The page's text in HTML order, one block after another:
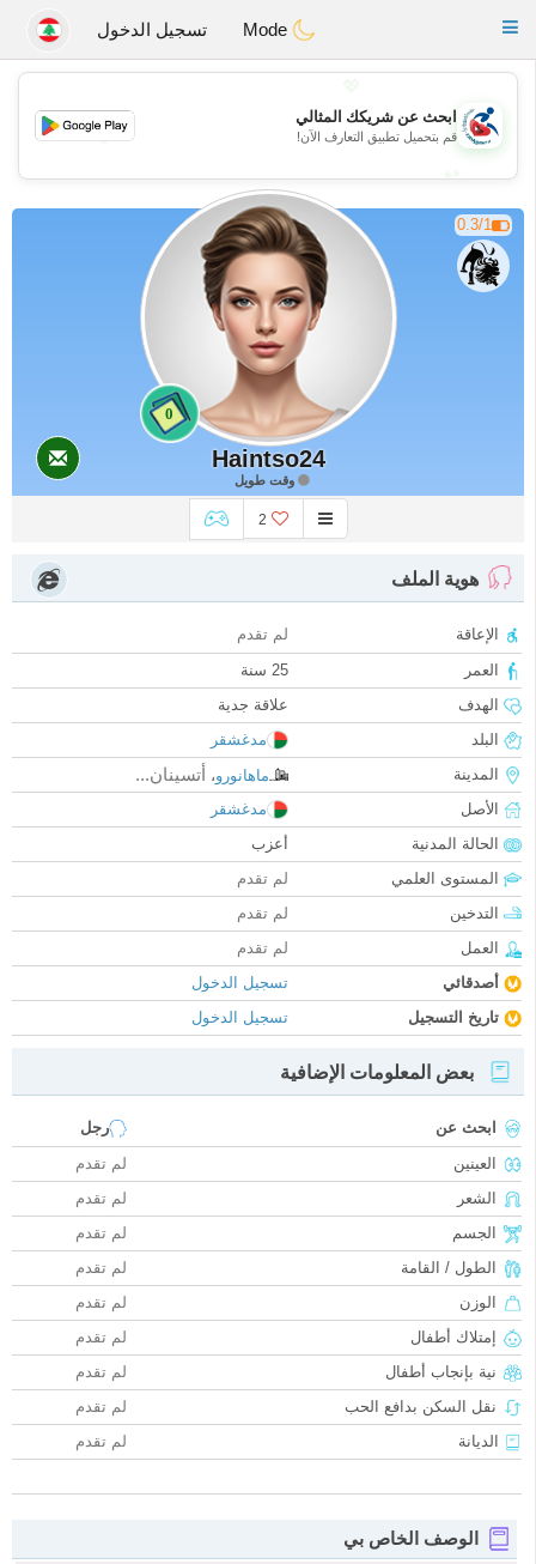
Handi Space
Toggle
تسجيل الدخول
💖
💕
ابحث عن شريكك المثالي
قم بتحميل تطبيق التعارف الآن!
0.3/1
0
Haintso24
وقت طويل
2
هوية الملف
الإعاقة
لم تقدم
العمر
25 سنة
الهدف
علاقة جدية
البلد
مدغشقر
المدينة
ماهانورو، أتسينان...
الأصل
مدغشقر
الحالة المدنية
أعزب
المستوى العلمي
لم تقدم
التدخين
لم تقدم
العمل
لم تقدم
أصدقائي
تسجيل الدخول
تاريخ التسجيل
تسجيل الدخول
بعض المعلومات الإضافية
ابحث عن
رجل
العينين
لم تقدم
الشعر
لم تقدم
الجسم
لم تقدم
الطول / القامة
لم تقدم
الوزن
لم تقدم
إمتلاك أطفال
لم تقدم
نية بإنجاب أطفال
لم تقدم
نقل السكن بدافع الحب
لم تقدم
الديانة
لم تقدم
الوصف الخاص بي